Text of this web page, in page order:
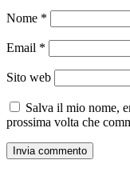
Nome *
Email *
Sito web
Salva il mio nome,
prossima volta che